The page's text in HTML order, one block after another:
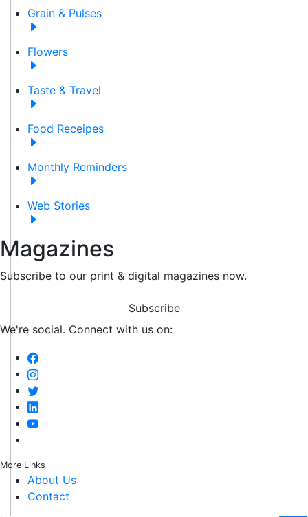
Grain & Pulses
Flowers
Taste & Travel
Food Receipes
Monthly Reminders
Web Stories
Magazines
Subscribe to our print & digital magazines now.
Subscribe
We're social. Connect with us on:
More Links
About Us
Contact